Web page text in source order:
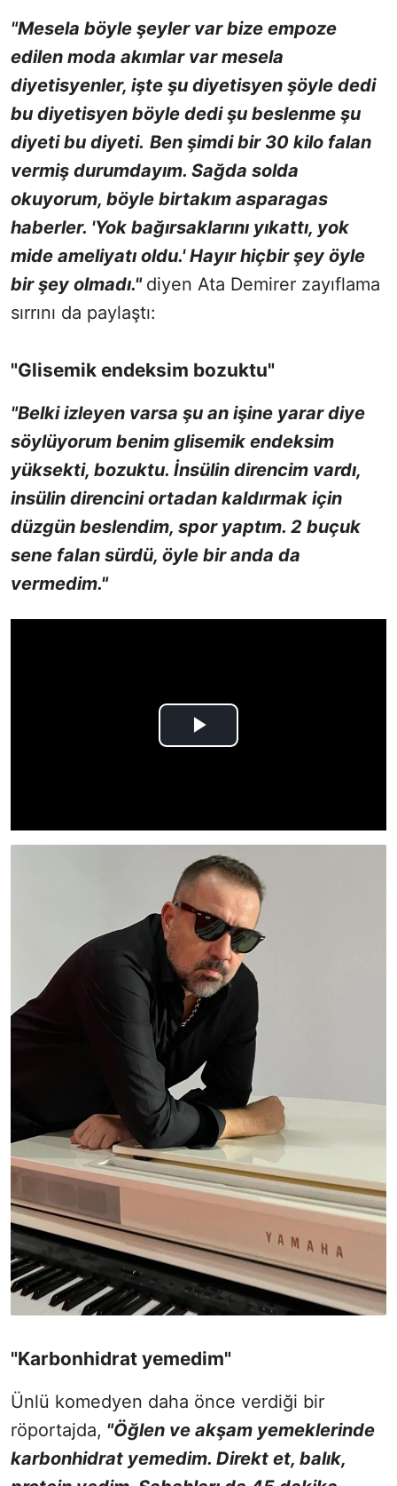
"Mesela böyle şeyler var bize empoze
edilen moda akımlar var mesela
diyetisyenler, işte şu diyetisyen şöyle dedi
bu diyetisyen böyle dedi şu beslenme şu
diyeti bu diyeti. Ben şimdi bir 30 kilo falan
vermiş durumdayım. Sağda solda
okuyorum, böyle birtakım asparagas
haberler. 'Yok bağırsaklarını yıkattı, yok
mide ameliyatı oldu.' Hayır hiçbir şey öyle
bir şey olmadı." diyen Ata Demirer zayıflama
sırrını da paylaştı:
"Glisemik endeksim bozuktu"
"Belki izleyen varsa şu an işine yarar diye
söylüyorum benim glisemik endeksim
yüksekti, bozuktu. İnsülin direncim vardı,
insülin direncini ortadan kaldırmak için
düzgün beslendim, spor yaptım. 2 buçuk
sene falan sürdü, öyle bir anda da
vermedim."
"Karbonhidrat yemedim"
Ünlü komedyen daha önce verdiği bir
röportajda, "Öğlen ve akşam yemeklerinde
karbonhidrat yemedim. Direkt et, balık,